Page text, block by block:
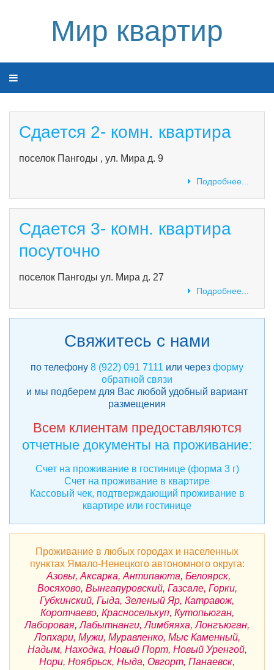
Мир квартир
Сдается 2- комн. квартира
поселок Пангоды , ул. Мира д. 9
Подробнее...
Сдается 3- комн. квартира
посуточно
поселок Пангоды ул. Мира д. 27
Подробнее...
Свяжитесь с нами
по телефону 8 (922) 091 7111 или через форму
обратной связи
и мы подберем для Вас любой удобный вариант
размещения
Всем клиентам предоставляются
отчетные документы на проживание:
Счет на проживание в гостинице (форма 3 г)
Счет на проживание в квартире
Кассовый чек, подтверждающий проживание в
квартире или гостинице
Проживание в любых городах и населенных
пунктах Ямало-Ненецкого автономного округа:
Азовы, Аксарка, Антипаюта, Белоярск,
Восяхово, Вынгапуровский, Газсале, Горки,
Губкинский, Гыда, Зеленый Яр, Катравож,
Коротчаево, Красноселькуп, Кутопьюган,
Лаборовая, Лабытнанги, Лимбяяха, Лонгъюган,
Лопхари, Мужи, Муравленко, Мыс Каменный,
Надым, Находка, Новый Порт, Новый Уренгой,
Нори, Ноябрьск, Ныда, Овгорт, Панаевск,